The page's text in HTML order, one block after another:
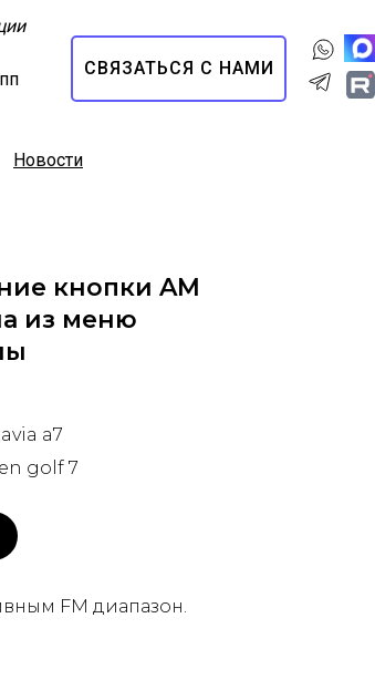
СВЯЗАТЬСЯ С НАМИ
Новости
кнопки AM
из меню
a7
golf 7
FM диапазон.